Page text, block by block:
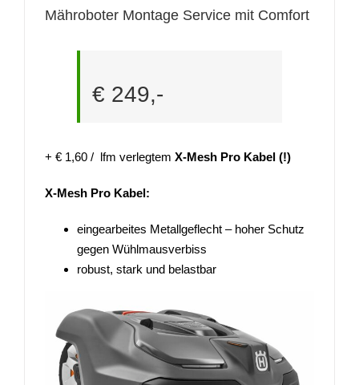
Mähroboter Montage Service mit Comfort
€ 249,-
+ € 1,60 / lfm verlegtem X-Mesh Pro Kabel (!)
X-Mesh Pro Kabel:
eingearbeites Metallgeflecht – hoher Schutz
gegen Wühlmausverbiss
robust, stark und belastbar